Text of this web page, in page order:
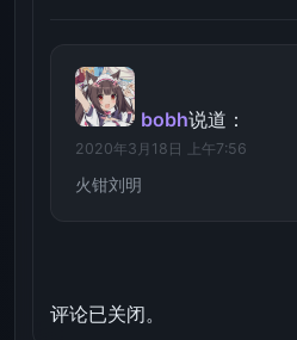
bobh说道：
2020年3月18日 上午7:56
火钳刘明
评论已关闭。